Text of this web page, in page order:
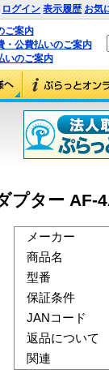
ログイン 表示履歴 お気
ご案内
・公費払いのご案内
いのご案内
プター AF-
メーカー
商品名
型番
保証条件
JANコード
返品について
関連